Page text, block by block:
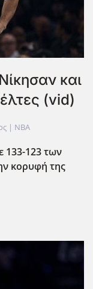
και
(vid)
| NBA
133-123 των
κορυφή της